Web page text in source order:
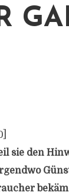
sie den